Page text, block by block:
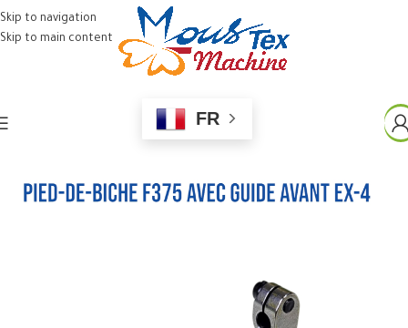
Skip to navigation
Skip to main content
FR